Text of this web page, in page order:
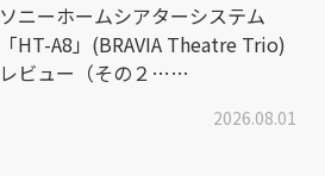
ソニーホームシアターシステム
「HT-A8」(BRAVIA Theatre Trio)
レビュー（その２……
2026.08.01